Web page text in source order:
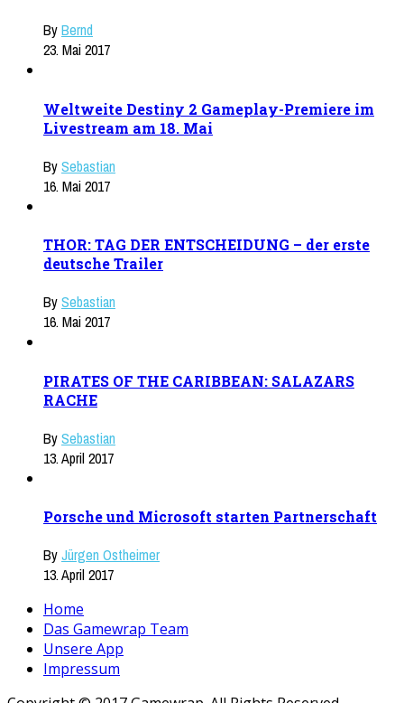
ByBernd
23. Mai 2017
Weltweite Destiny 2 Gameplay-Premiere im
Livestream am 18. Mai
BySebastian
16. Mai 2017
THOR: TAG DER ENTSCHEIDUNG – der erste
deutsche Trailer
BySebastian
16. Mai 2017
PIRATES OF THE CARIBBEAN: SALAZARS
RACHE
BySebastian
13. April 2017
Porsche und Microsoft starten Partnerschaft
ByJürgen Ostheimer
13. April 2017
Home
Das Gamewrap Team
Unsere App
Impressum